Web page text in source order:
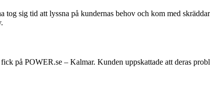
sig tid att lyssna på kundernas behov och kom med
på POWER.se – Kalmar. Kunden uppskattade att deras